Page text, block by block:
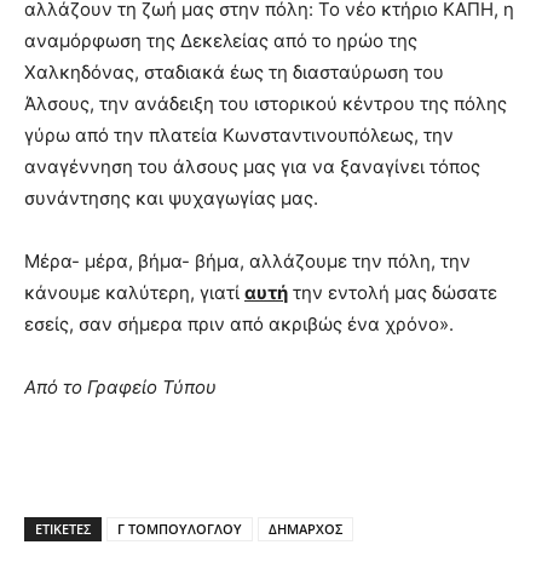
αλλάζουν τη ζωή μας στην πόλη: Το νέο κτήριο ΚΑΠΗ, η
αναμόρφωση της Δεκελείας από το ηρώο της
Χαλκηδόνας, σταδιακά έως τη διασταύρωση του
Άλσους, την ανάδειξη του ιστορικού κέντρου της πόλης
γύρω από την πλατεία Κωνσταντινουπόλεως, την
αναγέννηση του άλσους μας για να ξαναγίνει τόπος
συνάντησης και ψυχαγωγίας μας.
Μέρα- μέρα, βήμα- βήμα, αλλάζουμε την πόλη, την
κάνουμε καλύτερη, γιατί αυτή την εντολή μας δώσατε
εσείς, σαν σήμερα πριν από ακριβώς ένα χρόνο».
Από το Γραφείο Τύπου
ΕΤΙΚΕΤΕΣ Γ ΤΟΜΠΟΥΛΟΓΛΟΥ ΔΗΜΑΡΧΟΣ